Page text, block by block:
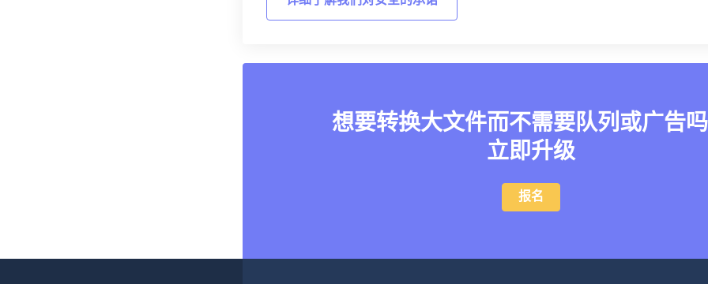
想要转换大文件而不需要队列或广告
立即升级
报名